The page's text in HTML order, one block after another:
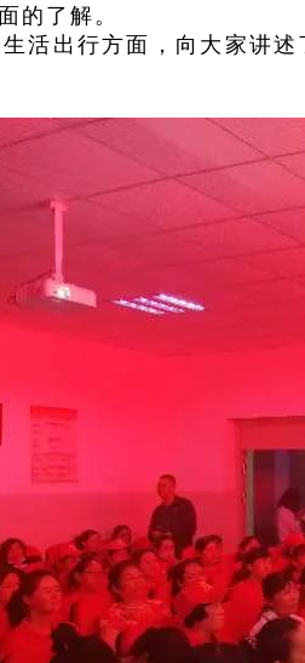
的了解。
活出行方面，向大家讲